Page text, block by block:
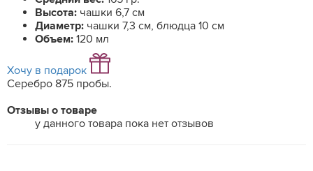
Высота: чашки 6,7 см
Диаметр: чашки 7,3 см, блюдца 10 см
Объем: 120 мл
Хочу в подарок
Серебро 875 пробы.
Отзывы о товаре
у данного товара пока нет отзывов